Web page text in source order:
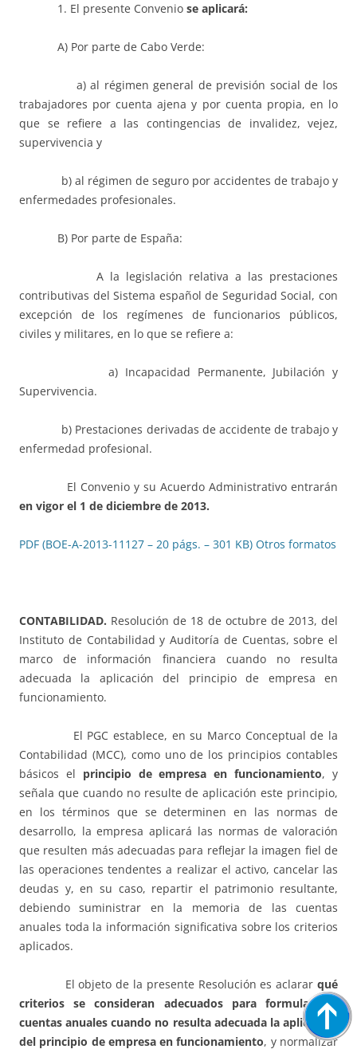
1. El presente Convenio se aplicará:
A) Por parte de Cabo Verde:
a) al régimen general de previsión social de los
trabajadores por cuenta ajena y por cuenta propia, en lo
que se refiere a las contingencias de invalidez, vejez,
supervivencia y
b) al régimen de seguro por accidentes de trabajo y
enfermedades profesionales.
B) Por parte de España:
A la legislación relativa a las prestaciones
contributivas del Sistema español de Seguridad Social, con
excepción de los regímenes de funcionarios públicos,
civiles y militares, en lo que se refiere a:
a) Incapacidad Permanente, Jubilación y
Supervivencia.
b) Prestaciones derivadas de accidente de trabajo y
enfermedad profesional.
El Convenio y su Acuerdo Administrativo entrarán
en vigor el 1 de diciembre de 2013.
PDF (BOE-A-2013-11127 – 20 págs. – 301 KB) Otros formatos
CONTABILIDAD. Resolución de 18 de octubre de 2013, del
Instituto de Contabilidad y Auditoría de Cuentas, sobre el
marco de información financiera cuando no resulta
adecuada la aplicación del principio de empresa en
funcionamiento.
El PGC establece, en su Marco Conceptual de la
Contabilidad (MCC), como uno de los principios contables
básicos el principio de empresa en funcionamiento, y
señala que cuando no resulte de aplicación este principio,
en los términos que se determinen en las normas de
desarrollo, la empresa aplicará las normas de valoración
que resulten más adecuadas para reflejar la imagen fiel de
las operaciones tendentes a realizar el activo, cancelar las
deudas y, en su caso, repartir el patrimonio resultante,
debiendo suministrar en la memoria de las cuentas
anuales toda la información significativa sobre los criterios
aplicados.
El objeto de la presente Resolución es aclararqué
criterios se consideran adecuados para formular las
cuentas anuales cuando no resulta adecuada la aplicación
del principio de empresa en funcionamiento, y normalizar